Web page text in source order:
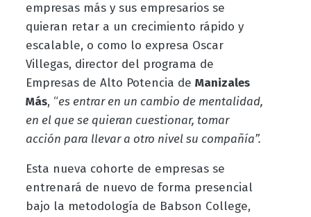
empresas más y sus empresarios se
quieran retar a un crecimiento rápido y
escalable, o como lo expresa Oscar
Villegas, director del programa de
Empresas de Alto Potencia de Manizales
Más, “es entrar en un cambio de mentalidad,
en el que se quieran cuestionar, tomar
acción para llevar a otro nivel su compañía”.
Esta nueva cohorte de empresas se
entrenará de nuevo de forma presencial
bajo la metodología de Babson College,